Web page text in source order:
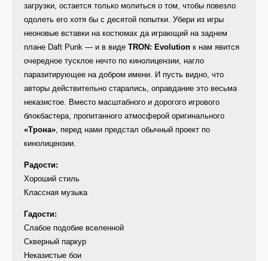
загрузки, остается только молиться о том, чтобы повезло
одолеть его хотя бы с десятой попытки. Убери из игры
неоновые вставки на костюмах да играющий на заднем
плане Daft Punk — и в виде TRON: Evolution к нам явится
очередное тусклое нечто по кинолицензии, нагло
паразитирующее на добром имени. И пусть видно, что
авторы действительно старались, оправдание это весьма
неказистое. Вместо масштабного и дорогого игрового
блокбастера, пропитанного атмосферой оригинального
«Трона», перед нами предстал обычный проект по
кинолицензии.
Радости:
Хороший стиль
Классная музыка
Гадости:
Слабое подобие вселенной
Скверный паркур
Неказистые бои